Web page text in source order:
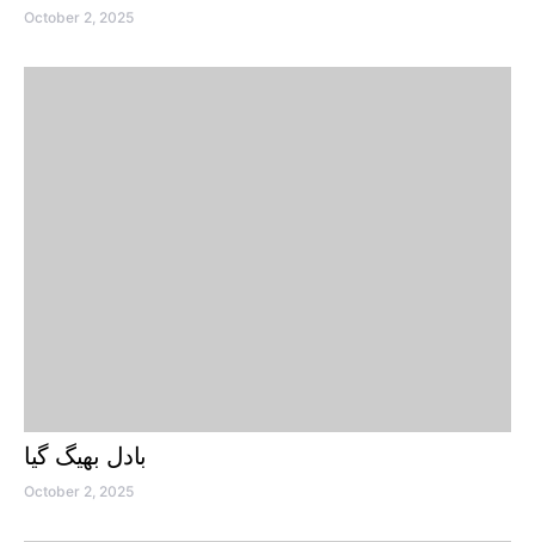
October 2, 2025
بادل بھیگ گیا
October 2, 2025